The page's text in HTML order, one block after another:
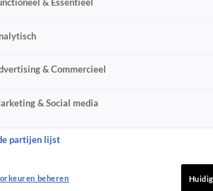
& Essentieel
& Commercieel
& Social media
partijen lijst
beheren